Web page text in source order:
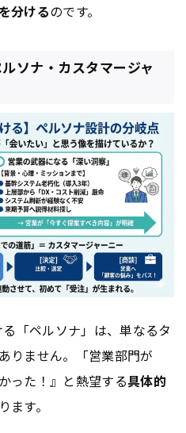
分けるのです。
ソナ・カスタマージャ
る「ペルソナ」は、単なるタ
りません。「営業部門が
った！』と熱望する具体的
ます。